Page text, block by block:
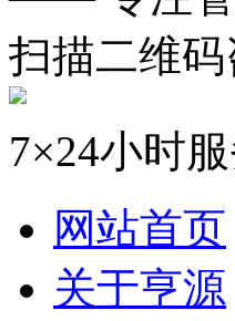
扫描二维码
7×24小时
网站首页
关于亨源